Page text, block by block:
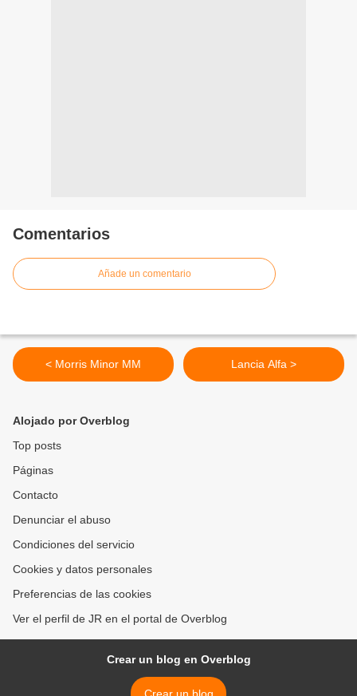
Comentarios
Añade un comentario
< Morris Minor MM Lancia Alfa >
Alojado por Overblog
Top posts
Páginas
Contacto
Denunciar el abuso
Condiciones del servicio
Cookies y datos personales
Preferencias de las cookies
Ver el perfil de JR en el portal de Overblog
Crear un blog en Overblog